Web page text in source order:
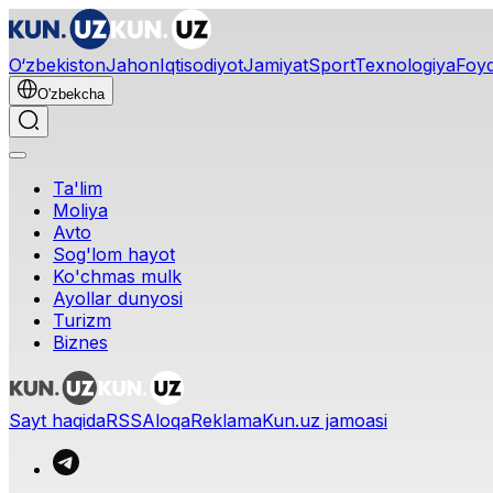
O‘zbekistonJahonIqtisodiyotJamiyatSportTexnologiya
O'zbekcha
Ta'lim
Moliya
Avto
Sog'lom hayot
Ko'chmas mulk
Ayollar dunyosi
Turizm
Biznes
Sayt haqidaRSSAloqaReklamaKun.uz jamoasi